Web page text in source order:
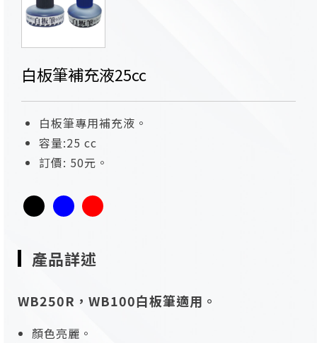
白板筆補充液25cc
白板筆專用補充液。
容量:25 cc
訂價: 50元。
產品詳述
WB250R，WB100白板筆適用。
顏色亮麗。